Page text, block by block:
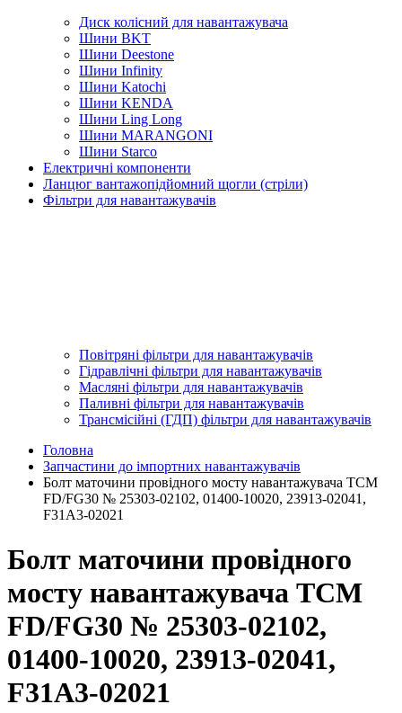
Диск колісний для навантажувача
Шини BKT
Шини Deestone
Шини Infinity
Шини Katochi
Шини KENDA
Шини Ling Long
Шини MARANGONI
Шини Starco
Електричні компоненти
Ланцюг вантажопідйомний щогли (стріли)
Фільтри для навантажувачів
Повітряні фільтри для навантажувачів
Гідравлічні фільтри для навантажувачів
Масляні фільтри для навантажувачів
Паливні фільтри для навантажувачів
Трансмісійні (ГДП) фільтри для навантажувачів
Головна
Запчастини до імпортних навантажувачів
Болт маточини провідного мосту навантажувача TCM
FD/FG30 № 25303-02102, 01400-10020, 23913-02041,
F31A3-02021
Болт маточини провідного
мосту навантажувача TCM
FD/FG30 № 25303-02102,
01400-10020, 23913-02041,
F31A3-02021